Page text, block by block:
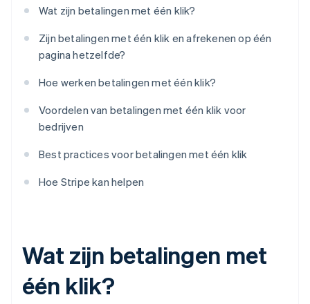
Wat zijn betalingen met één klik?
Zijn betalingen met één klik en afrekenen op één
pagina hetzelfde?
Hoe werken betalingen met één klik?
Voordelen van betalingen met één klik voor
bedrijven
Best practices voor betalingen met één klik
Hoe Stripe kan helpen
Wat zijn betalingen met
één klik?